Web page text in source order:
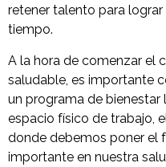
retener talento para
tiempo.
A la hora de comenzar el
saludable, es importante
un programa de bienestar
espacio físico de trabajo,
donde debemos poner el
importante en nuestra